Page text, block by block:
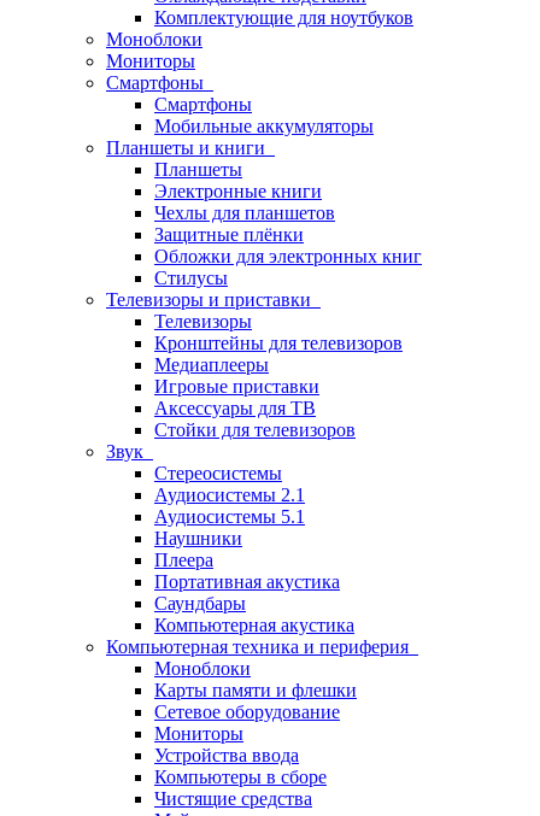
Комплектующие для ноутбуков
Моноблоки
Мониторы
Смартфоны
Смартфоны
Мобильные аккумуляторы
Планшеты и книги
Планшеты
Электронные книги
Чехлы для планшетов
Защитные плёнки
Обложки для электронных книг
Стилусы
Телевизоры и приставки
Телевизоры
Кронштейны для телевизоров
Медиаплееры
Игровые приставки
Аксессуары для ТВ
Стойки для телевизоров
Звук
Стереосистемы
Аудиосистемы 2.1
Аудиосистемы 5.1
Наушники
Плеера
Портативная акустика
Саундбары
Компьютерная акустика
Компьютерная техника и периферия
Моноблоки
Карты памяти и флешки
Сетевое оборудование
Мониторы
Устройства ввода
Компьютеры в сборе
Чистящие средства